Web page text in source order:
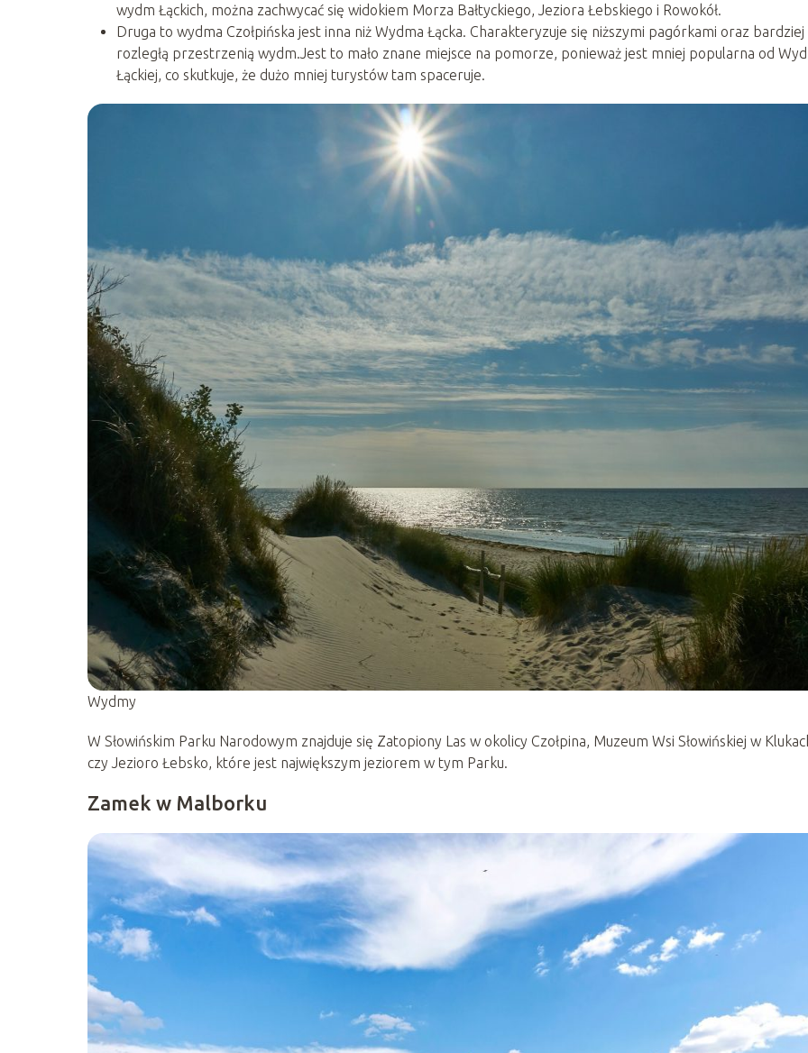
wydm Łąckich, można zachwycać się widokiem Morza Bałtyckiego, Jeziora Łebskiego i Rowokół.
Druga to wydma Czołpińska jest inna niż Wydma Łącka. Charakteryzuje się niższymi pagórkami oraz bardziej
rozległą przestrzenią wydm.Jest to mało znane miejsce na pomorze, ponieważ jest mniej popularna od
Łąckiej, co skutkuje, że dużo mniej turystów tam spaceruje.
Wydmy
W Słowińskim Parku Narodowym znajduje się Zatopiony Las w okolicy Czołpina, Muzeum Wsi Słowińskiej w
czy Jezioro Łebsko, które jest największym jeziorem w tym Parku.
Zamek w Malborku